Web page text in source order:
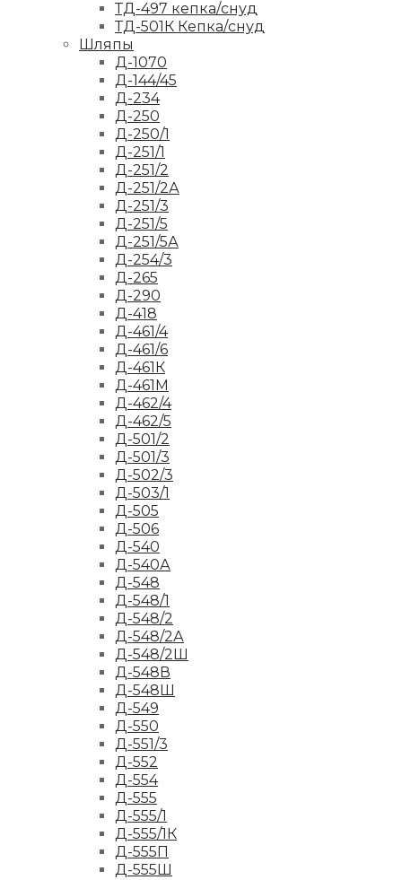
ТД-497 кепка/снуд
ТД-501К Кепка/снуд
Шляпы
Д-1070
Д-144/45
Д-234
Д-250
Д-250/1
Д-251/1
Д-251/2
Д-251/2А
Д-251/3
Д-251/5
Д-251/5А
Д-254/3
Д-265
Д-290
Д-418
Д-461/4
Д-461/6
Д-461К
Д-461М
Д-462/4
Д-462/5
Д-501/2
Д-501/3
Д-502/3
Д-503/1
Д-505
Д-506
Д-540
Д-540А
Д-548
Д-548/1
Д-548/2
Д-548/2А
Д-548/2Ш
Д-548В
Д-548Ш
Д-549
Д-550
Д-551/3
Д-552
Д-554
Д-555
Д-555/1
Д-555/1К
Д-555П
Д-555Ш